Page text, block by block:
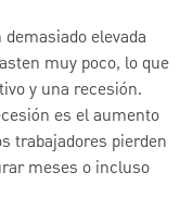
elevada
muy poco, lo que
y una recesión.
es el aumento
trabajadores pierden
meses o incluso